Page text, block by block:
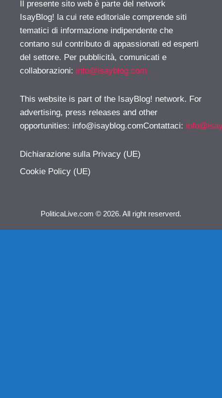
Il presente sito web è parte del network
IsayBlog! la cui rete editoriale comprende siti
tematici di informazione indipendente che
contano sul contributo di appassionati ed esperti
del settore. Per pubblicità, comunicati e
collaborazioni: info@isayblog.com
This website is part of the IsayBlog! network. For
advertising, press releases and other
opportunities: info@isayblog.comContattaci:
Dichiarazione sulla Privacy (UE)
Cookie Policy (UE)
PoliticaLive.com © 2026. All right reserverd.